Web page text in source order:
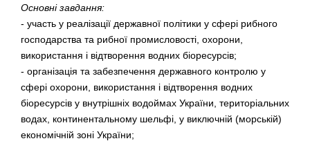
Основні завдання:
- участь у реалізації державної політики у сфері рибного
господарства та рибної промисловості, охорони,
використання і відтворення водних біоресурсів;
- організація та забезпечення державного контролю у
сфері охорони, використання і відтворення водних
біоресурсів у внутрішніх водоймах України, територіальних
водах, континентальному шельфі, у виключній (морській)
економічній зоні України;